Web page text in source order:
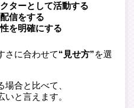
ターとして活動する
信をする
を明確にする
さに合わせて“見せ方”を選
合と比べて、
と言えます。